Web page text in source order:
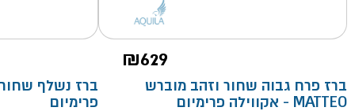
₪629
ברז פרח גבוה שחור וזהב מוברש
MATTEO - אקווילה פרימיום
פרימיום